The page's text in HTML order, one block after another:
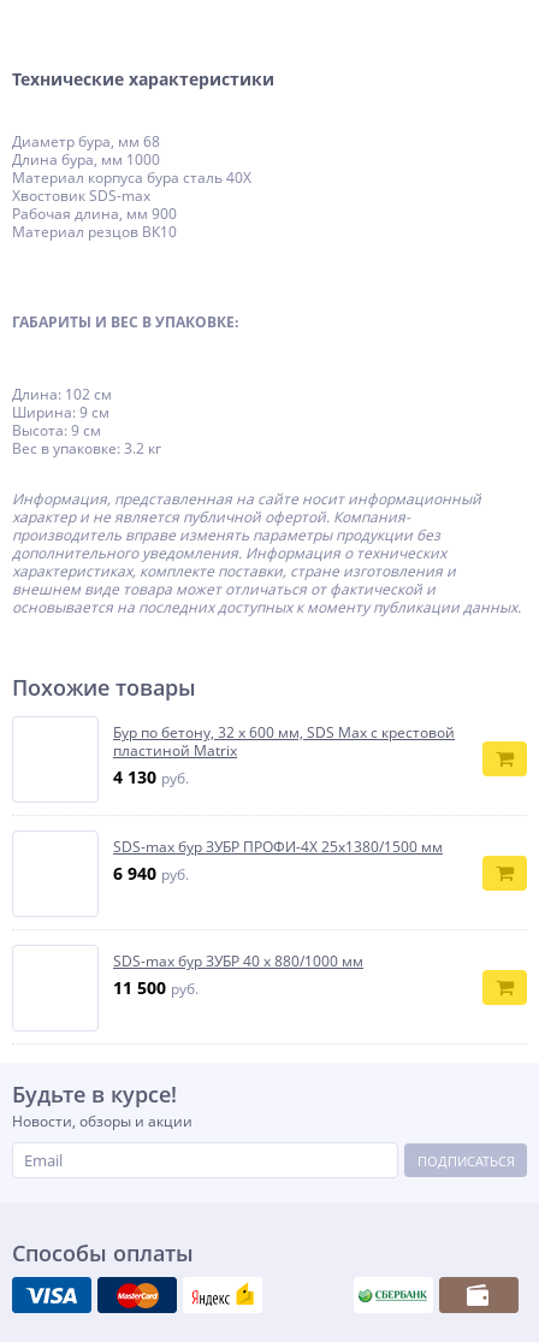
Технические характеристики
Диаметр бура, мм 68
Длина бура, мм 1000
Материал корпуса бура сталь 40Х
Хвостовик SDS-max
Рабочая длина, мм 900
Материал резцов ВК10
ГАБАРИТЫ И ВЕС В УПАКОВКЕ:
Длина: 102 см
Ширина: 9 см
Высота: 9 см
Вес в упаковке: 3.2 кг
Информация, представленная на сайте носит информационный
характер и не является публичной офертой. Компания-
производитель вправе изменять параметры продукции без
дополнительного уведомления. Информация о технических
характеристиках, комплекте поставки, стране изготовления и
внешнем виде товара может отличаться от фактической и
основывается на последних доступных к моменту публикации данных.
Похожие товары
Бур по бетону, 32 х 600 мм, SDS Max c крестовой
пластиной Matrix
4 130 руб.
SDS-max бур ЗУБР ПРОФИ-4Х 25x1380/1500 мм
6 940 руб.
SDS-max бур ЗУБР 40 x 880/1000 мм
11 500 руб.
Будьте в курсе!
Новости, обзоры и акции
ПОДПИСАТЬСЯ
Способы оплаты